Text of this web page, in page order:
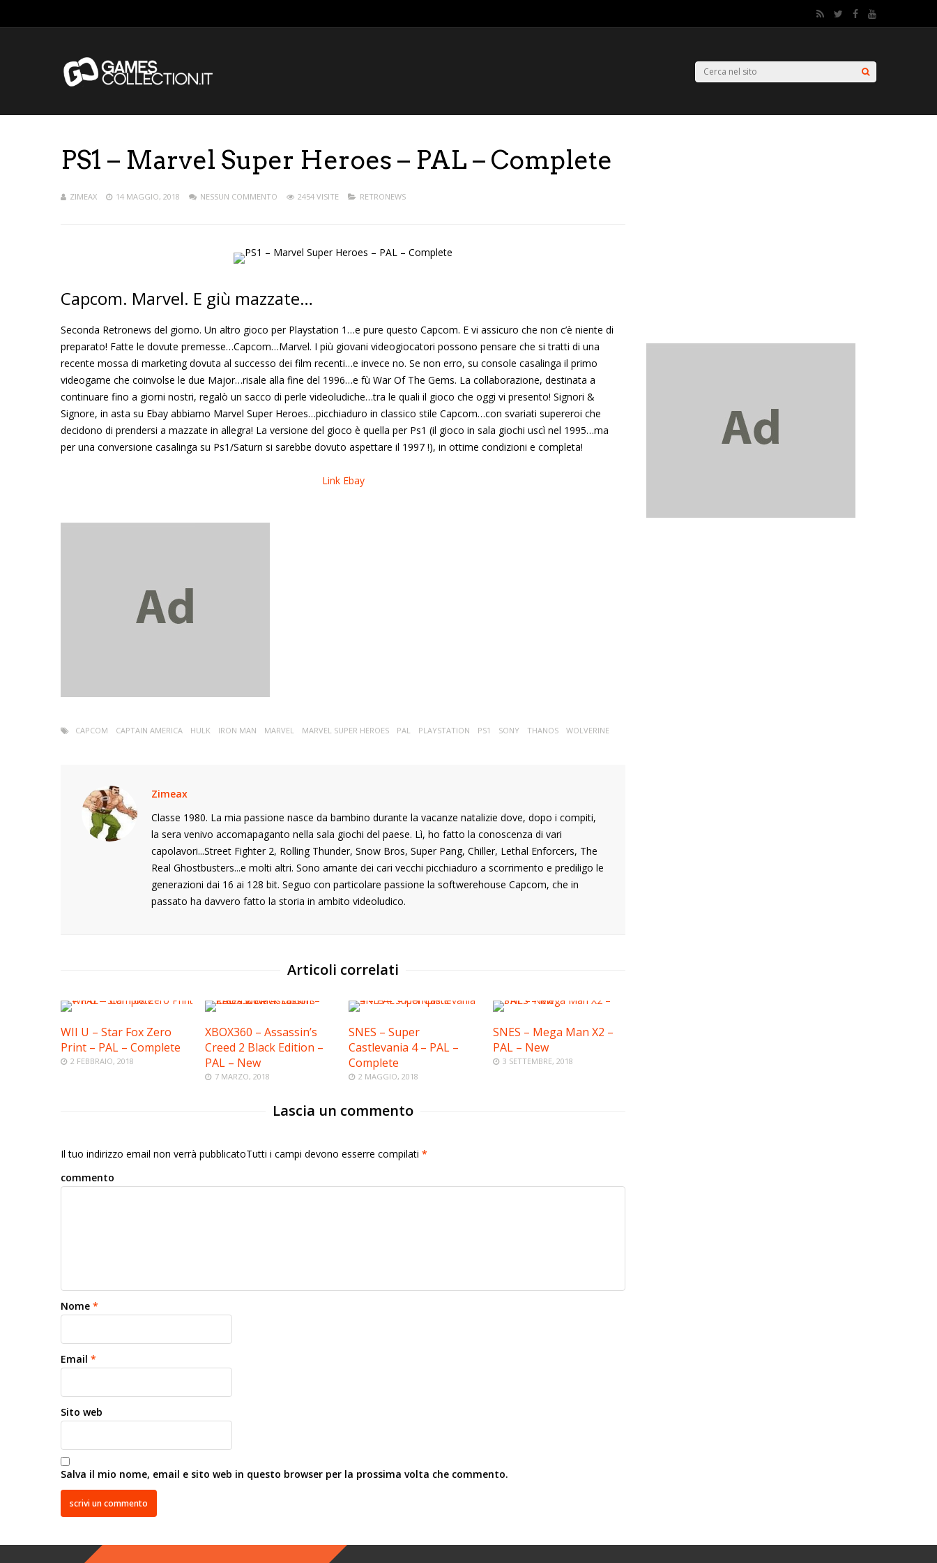
PS1 – Marvel Super Heroes – PAL – Complete
ZIMEAX 14 MAGGIO, 2018 NESSUN COMMENTO 2454 VISITE RETRONEWS
Capcom. Marvel. E giù mazzate…
Seconda Retronews del giorno. Un altro gioco per Playstation 1…e pure questo Capcom. E vi assicuro che non c’è niente di
preparato! Fatte le dovute premesse…Capcom…Marvel. I più giovani videogiocatori possono pensare che si tratti di una
recente mossa di marketing dovuta al successo dei film recenti…e invece no. Se non erro, su console casalinga il primo
videogame che coinvolse le due Major…risale alla fine del 1996…e fù War Of The Gems. La collaborazione, destinata a
continuare fino a giorni nostri, regalò un sacco di perle videoludiche…tra le quali il gioco che oggi vi presento! Signori &
Signore, in asta su Ebay abbiamo Marvel Super Heroes…picchiaduro in classico stile Capcom…con svariati supereroi che
decidono di prendersi a mazzate in allegra! La versione del gioco è quella per Ps1 (il gioco in sala giochi uscì nel 1995…ma
per una conversione casalinga su Ps1/Saturn si sarebbe dovuto aspettare il 1997 !), in ottime condizioni e completa!
Link Ebay
CAPCOM CAPTAIN AMERICA HULK IRON MAN MARVEL MARVEL SUPER HEROES PAL PLAYSTATION PS1 SONY THANOS WOLVERINE
Zimeax
Classe 1980. La mia passione nasce da bambino durante la vacanze natalizie dove, dopo i compiti,
la sera venivo accomapaganto nella sala giochi del paese. Lì, ho fatto la conoscenza di vari
capolavori...Street Fighter 2, Rolling Thunder, Snow Bros, Super Pang, Chiller, Lethal Enforcers, The
Real Ghostbusters...e molti altri. Sono amante dei cari vecchi picchiaduro a scorrimento e prediligo le
generazioni dai 16 ai 128 bit. Seguo con particolare passione la softwerehouse Capcom, che in
passato ha davvero fatto la storia in ambito videoludico.
Articoli correlati
WII U – Star Fox Zero
Print – PAL – Complete
2 FEBBRAIO, 2018
XBOX360 – Assassin’s
Creed 2 Black Edition –
PAL – New
7 MARZO, 2018
SNES – Super
Castlevania 4 – PAL –
Complete
2 MAGGIO, 2018
SNES – Mega Man X2 –
PAL – New
3 SETTEMBRE, 2018
Lascia un commento
Il tuo indirizzo email non verrà pubblicatoTutti i campi devono esserre compilati *
commento
Nome *
Email *
Sito web
Salva il mio nome, email e sito web in questo browser per la prossima volta che commento.